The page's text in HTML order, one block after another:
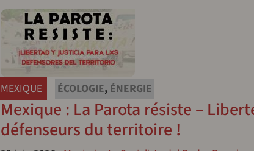
MEXIQUE ÉCOLOGIE, ÉNERGIE
Mexique : La Parota résiste –
défenseurs du territoire !